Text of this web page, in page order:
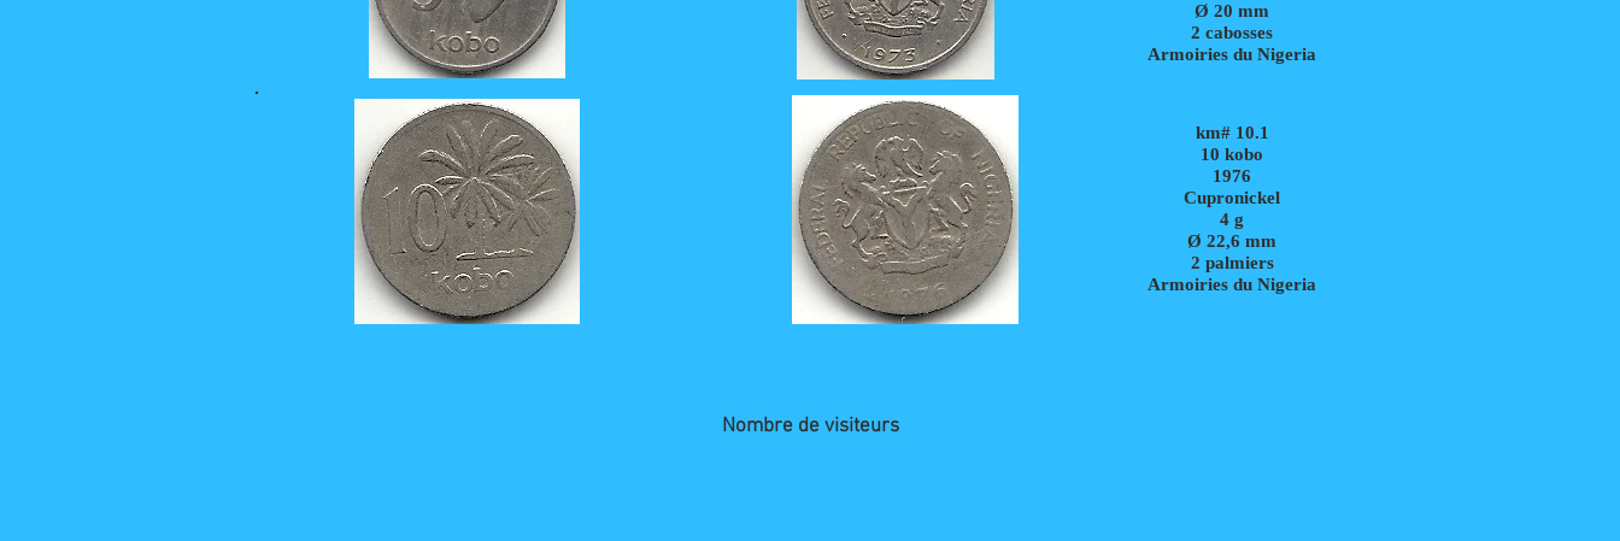
Ø 20 mm
2 cabosses
Armoiries du Nigeria
km# 10.1
10 kobo
1976
Cupronickel
4 g
Ø 22,6 mm
2 palmiers
Armoiries du Nigeria
Nombre de visiteurs